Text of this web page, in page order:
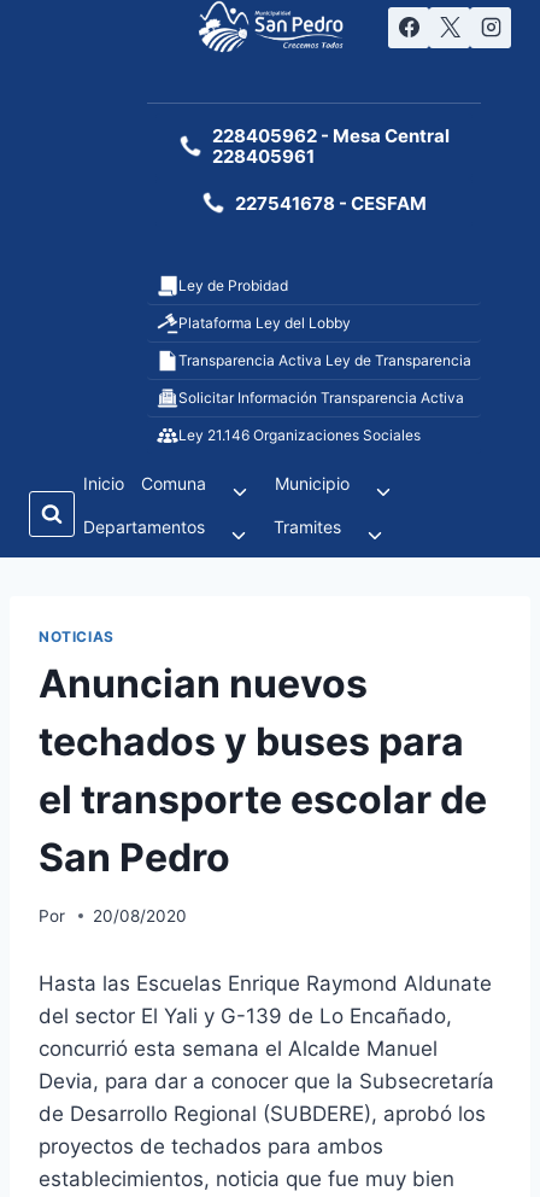
228405962 - Mesa Central
228405961
227541678 - CESFAM
Ley de Probidad
Plataforma Ley del Lobby
Transparencia Activa Ley de Transparencia
Solicitar Información Transparencia Activa
Ley 21.146 Organizaciones Sociales
Inicio Comuna Municipio
Departamentos Tramites
NOTICIAS
Anuncian nuevos
techados y buses para
el transporte escolar de
San Pedro
Por 20/08/2020
Hasta las Escuelas Enrique Raymond Aldunate
del sector El Yali y G-139 de Lo Encañado,
concurrió esta semana el Alcalde Manuel
Devia, para dar a conocer que la Subsecretaría
de Desarrollo Regional (SUBDERE), aprobó los
proyectos de techados para ambos
establecimientos, noticia que fue muy bien